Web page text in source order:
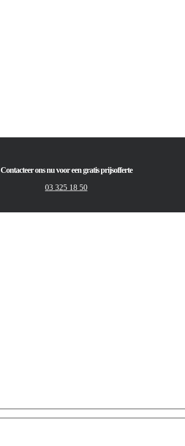
Contacteer ons nu voor een gratis prijsofferte
03 325 18 50